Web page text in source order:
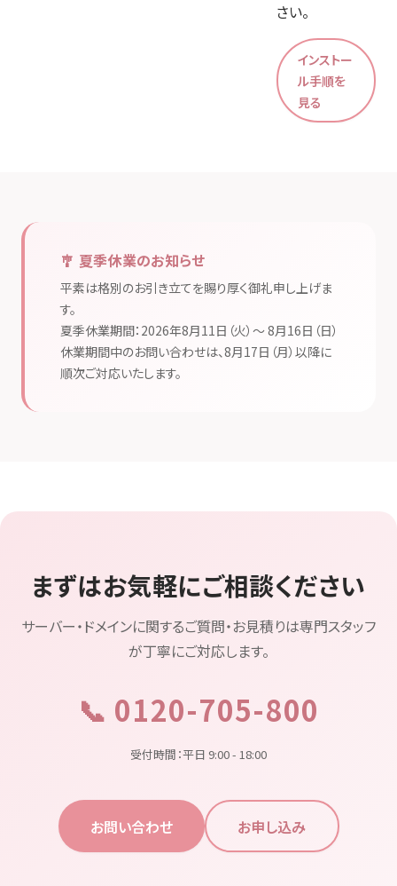
さい。
インストー
ル手順を
見る
🎐 夏季休業のお知らせ
平素は格別のお引き立てを賜り厚く御礼申し上げま
す。
夏季休業期間：2026年8月11日（火）〜 8月16日（日）
休業期間中のお問い合わせは、8月17日（月）以降に
順次ご対応いたします。
まずはお気軽にご相談ください
サーバー・ドメインに関するご質問・お見積りは専門スタッフ
が丁寧にご対応します。
📞 0120-705-800
受付時間：平日 9:00 - 18:00
お問い合わせ お申し込み